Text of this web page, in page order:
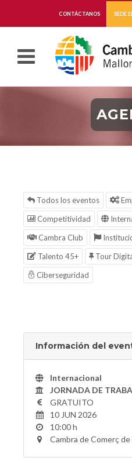
CONTÁCTANOS SEDE
Todos los eventos
Competitividad
Cambra Club
Talento 45+
Tour
Ciberseguridad
Información del
Internacional
JORNADA DE
GRATUITO
10 JUN 2026
10:00 h
Cambra de Comerç de